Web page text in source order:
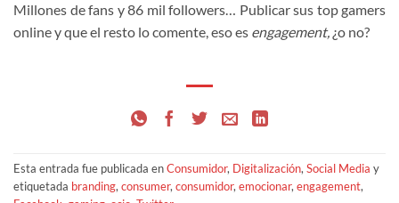
Millones de fans y 86 mil followers… Publicar sus top gamers
online y que el resto lo comente, eso es engagement, ¿o no?
Esta entrada fue publicada enConsumidor, Digitalización,Social Media y
etiquetada branding,consumer,consumidor,emocionar,engagement,